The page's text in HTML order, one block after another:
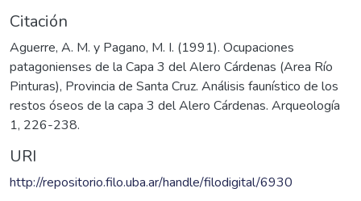
Citación
Aguerre, A. M. y Pagano, M. I. (1991). Ocupaciones
patagonienses de la Capa 3 del Alero Cárdenas (Area Río
Pinturas), Provincia de Santa Cruz. Análisis faunístico de los
restos óseos de la capa 3 del Alero Cárdenas. Arqueología
1, 226-238.
URI
http://repositorio.filo.uba.ar/handle/filodigital/6930